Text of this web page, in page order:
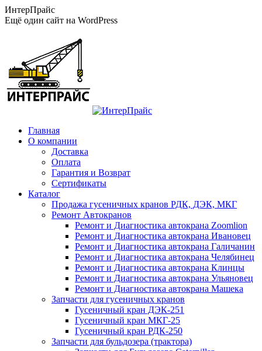
Перейти
к
ИнтерПрайс
Ещё один сайт на WordPress
Главная
О компании
Доставка
Оплата
Гарантия и Возврат
Сертификаты
Каталог
Продажа гусеничных кранов РДК, ДЭК, МКГ
Ремонт Автокранов
Ремонт и Диагностика автокрана Zoomlion
Ремонт и Диагностика автокрана Ивановец
Ремонт и Диагностика автокрана Галичанин
Ремонт и Диагностика автокрана Челябинец
Ремонт и Диагностика автокрана Клинцы
Ремонт и Диагностика автокрана Ульяновец
Ремонт и Диагностика автокрана Машека
Запчасти для гусеничных кранов
Гусеничный кран ДЭК-251
Гусеничный кран МКГ-25
Гусеничный кран РДК-250
Запчасти для бульдозера (трактора)